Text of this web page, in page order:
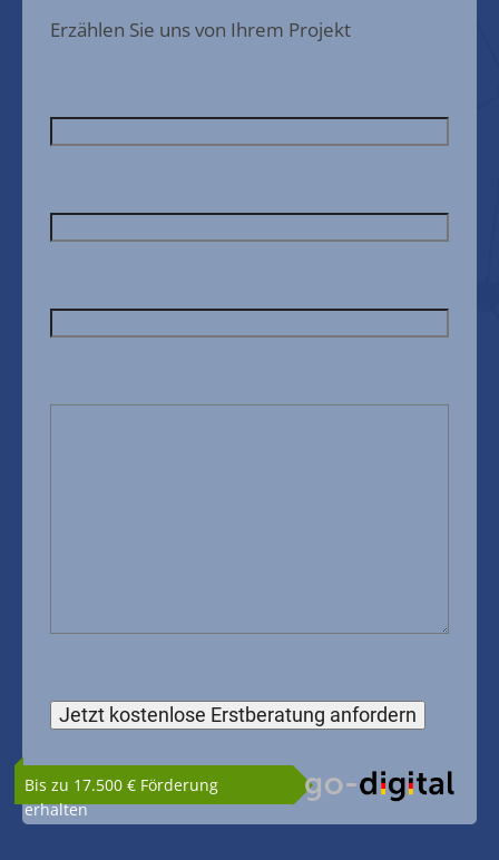
Erzählen Sie uns von Ihrem Projekt
Bis zu 17.500 € Förderung
erhalten